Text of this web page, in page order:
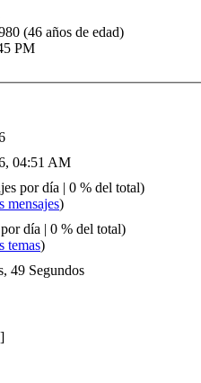
(46 años de edad)
PM
04:51 AM
por día | 0 % del total)
mensajes)
día | 0 % del total)
temas)
49 Segundos
]